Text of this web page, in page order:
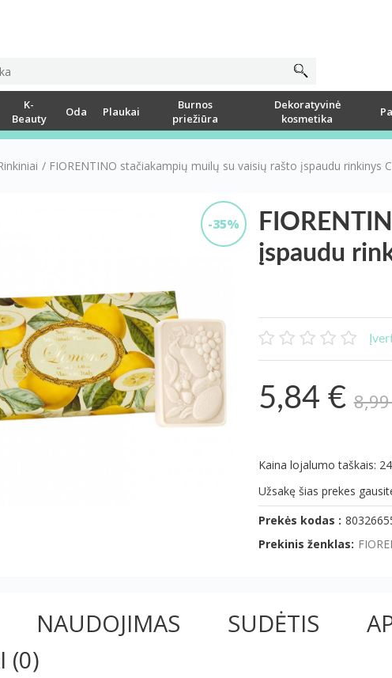
K-
Beauty
Oda Plaukai
Burnos
priežiūra
Dekoratyvinė
kosmetika
/ FIORENTINO stačiakampių muilų su vaisių rašto įspaudu rinkinys
-35%
įspaudu
5,84 €
Kaina lojalumo taškais: 24
Užsakę šias prekes
Prekės kodas :
Prekinis ženklas:
NAUDOJIMAS SUDĖTIS
(0)